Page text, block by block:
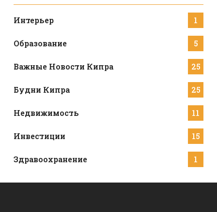
Интерьер 1
Образование 5
Важные Новости Кипра 25
Будни Кипра 25
Недвижимость 11
Инвестиции 15
Здравоохранение 1